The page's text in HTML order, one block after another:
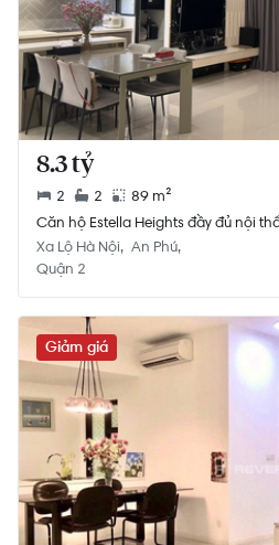
8.3 tỷ
2 2
89 m²
Căn hộ Estella Heights đầy đủ nội
Xa Lộ Hà Nội An Phú
Quận 2
Giảm giá